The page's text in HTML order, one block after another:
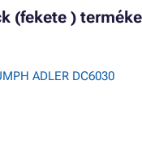
(fekete )
ADLER DC6030